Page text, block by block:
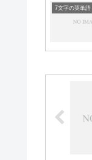
7文字の英単語